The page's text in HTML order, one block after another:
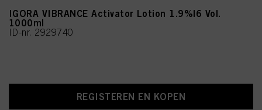
IGORA VIBRANCE Activator Lotion 1.9%|6 Vol.
1000ml
ID-nr. 2929740
REGISTEREN EN KOPEN